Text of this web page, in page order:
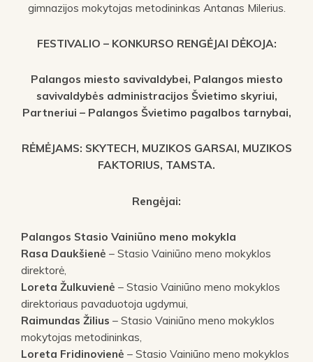
gimnazijos mokytojas metodininkas Antanas Milerius.
FESTIVALIO – KONKURSO RENGĖJAI DĖKOJA:
Palangos miesto savivaldybei, Palangos miesto
savivaldybės administracijos Švietimo skyriui,
Partneriui – Palangos Švietimo pagalbos tarnybai,
RĖMĖJAMS: SKYTECH, MUZIKOS GARSAI, MUZIKOS
FAKTORIUS, TAMSTA.
Rengėjai:
Palangos Stasio Vainiūno meno mokykla
Rasa Daukšienė – Stasio Vainiūno meno mokyklos
direktorė,
Loreta Žulkuvienė – Stasio Vainiūno meno mokyklos
direktoriaus pavaduotoja ugdymui,
Raimundas Žilius – Stasio Vainiūno meno mokyklos
mokytojas metodininkas,
Loreta Fridinovienė – Stasio Vainiūno meno mokyklos